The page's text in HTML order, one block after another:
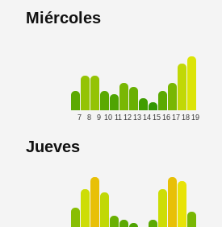
Miércoles
7 8 9 10 11 12 13 14 15 16 17 18 19
Jueves